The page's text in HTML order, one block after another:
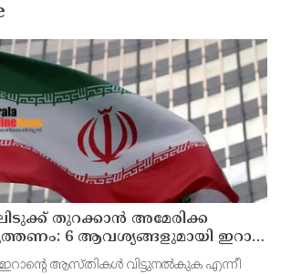
തുറക്കാന്‍ അമേരിക്ക
6 ആവശ്യങ്ങളുമായി ഇറാന്‍
കൗണ്‍സില്‍
ഇറാന്റെ ആസ്തികള്‍ വിട്ടുനല്‍കുക എന്നീ